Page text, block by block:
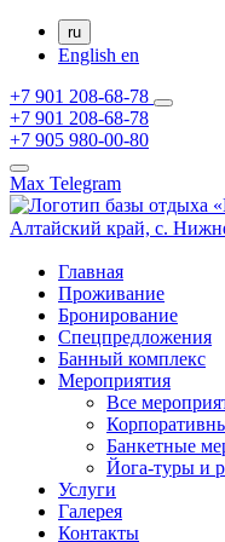
ru
English en
+7 901 208-68-78
+7 901 208-68-78
+7 905 980-00-80
Max Telegram
Алтайский край, с.
Главная
Проживание
Бронирование
Спецпредложения
Банный комплекс
Мероприятия
Все
Банкетные
Йога-туры и
Услуги
Галерея
Контакты